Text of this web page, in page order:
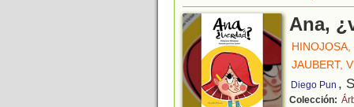
Ana,
JAUBERT,
Diego Pun ,
Colección: